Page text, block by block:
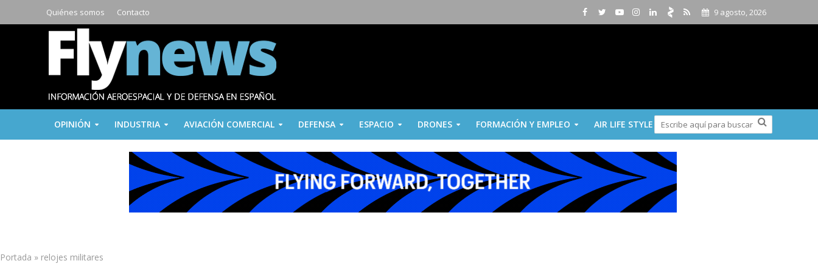
Quiénes somos Contacto 9 agosto, 2026
OPINIÓN INDUSTRIA AVIACIÓN COMERCIAL DEFENSA ESPACIO DRONES FORMACIÓN Y EMPLEO AIR LIFE STYLE
Portada » relojes militares